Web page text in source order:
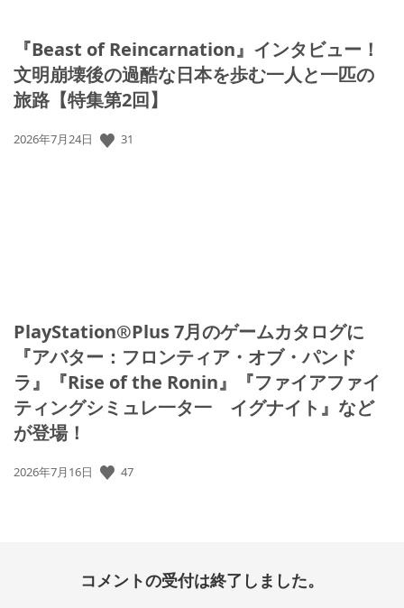
『Beast of Reincarnation』インタビュー！
文明崩壊後の過酷な日本を歩む一人と一匹の
旅路【特集第2回】
公
2026年7月24日 31
PlayStation®Plus 7月のゲームカタログに
『アバター：フロンティア・オブ・パンド
ラ』『Rise of the Ronin』『ファイアファイ
ティングシミュレ一タ一 イグナイト』など
が登場！
公
2026年7月16日 47
コメントの受付は終了しました。